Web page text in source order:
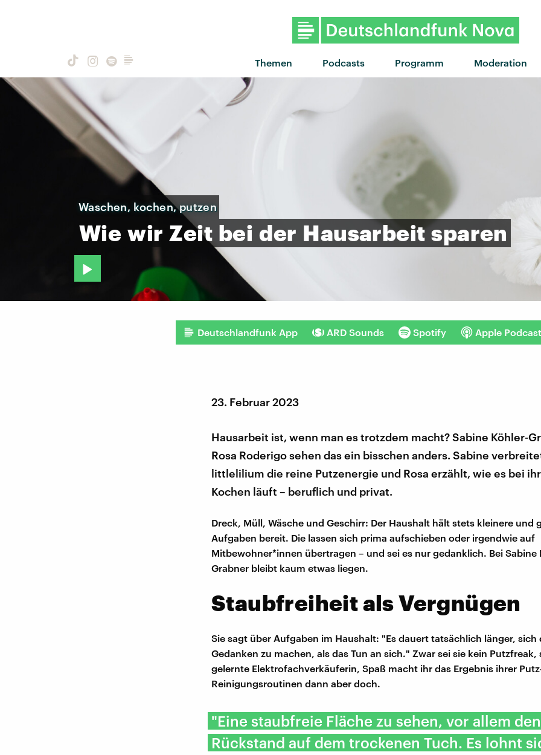
Themen Podcasts Programm Moderation
"Noisy" von Noga Erez ·
Waschen, kochen, putzen
Wie wir Zeit bei der Hausarbeit sparen
Deutschlandfunk App ARD Sounds Spotify Apple
23. Februar 2023
Hausarbeit ist, wenn man es trotzdem macht? Sabine Köhler-
Rosa Roderigo sehen das ein bisschen anders. Sabine
littlelilium die reine Putzenergie und Rosa erzählt, wie es bei
Kochen läuft – beruflich und privat.
Dreck, Müll, Wäsche und Geschirr: Der Haushalt hält stets kleinere und
Aufgaben bereit. Die lassen sich prima aufschieben oder irgendwie auf
Mitbewohner*innen übertragen – und sei es nur gedanklich. Bei Sabine
Grabner bleibt kaum etwas liegen.
Staubfreiheit als Vergnügen
Sie sagt über Aufgaben im Haushalt: "Es dauert tatsächlich länger, sich
Gedanken zu machen, als das Tun an sich." Zwar sei sie kein Putzfreak,
gelernte Elektrofachverkäuferin, Spaß macht ihr das Ergebnis ihrer
Reinigungsroutinen dann aber doch.
"Eine staubfreie Fläche zu sehen, vor allem den
Rückstand auf dem trockenen Tuch. Es lohnt